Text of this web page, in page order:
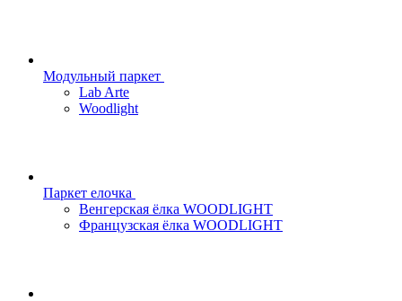
Модульный паркет
Lab Arte
Woodlight
Паркет елочка
Венгерская ёлка WOODLIGHT
Французская ёлка WOODLIGHT